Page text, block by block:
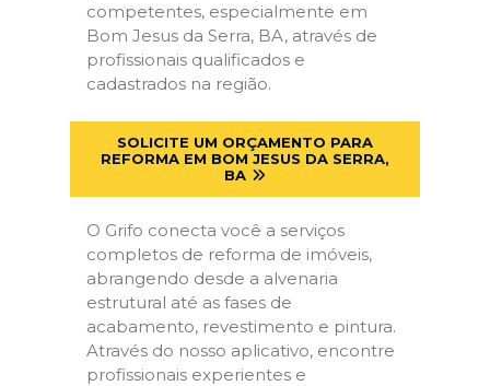
competentes, especialmente em
Bom Jesus da Serra, BA, através de
profissionais qualificados e
cadastrados na região.
SOLICITE UM ORÇAMENTO PARA
REFORMA EM BOM JESUS DA SERRA,
BA
O Grifo conecta você a serviços
completos de reforma de imóveis,
abrangendo desde a alvenaria
estrutural até as fases de
acabamento, revestimento e pintura.
Através do nosso aplicativo, encontre
profissionais experientes e